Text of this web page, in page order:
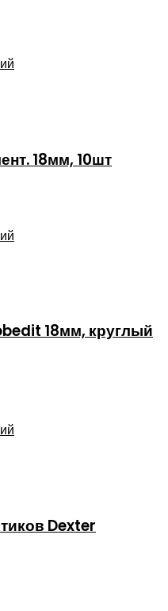
18мм, 10шт
18мм, круглый
Dexter